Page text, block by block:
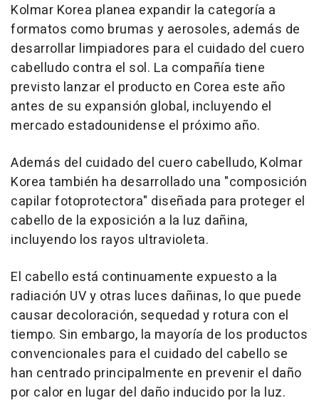
Kolmar Korea planea expandir la categoría a
formatos como brumas y aerosoles, además de
desarrollar limpiadores para el cuidado del cuero
cabelludo contra el sol. La compañía tiene
previsto lanzar el producto en Corea este año
antes de su expansión global, incluyendo el
mercado estadounidense el próximo año.
Además del cuidado del cuero cabelludo, Kolmar
Korea también ha desarrollado una "composición
capilar fotoprotectora" diseñada para proteger el
cabello de la exposición a la luz dañina,
incluyendo los rayos ultravioleta.
El cabello está continuamente expuesto a la
radiación UV y otras luces dañinas, lo que puede
causar decoloración, sequedad y rotura con el
tiempo. Sin embargo, la mayoría de los productos
convencionales para el cuidado del cabello se
han centrado principalmente en prevenir el daño
por calor en lugar del daño inducido por la luz.